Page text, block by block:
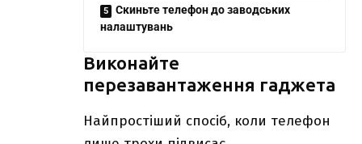
Скиньте телефон до заводських
налаштувань
Виконайте
перезавантаження гаджета
Найпростіший спосіб, коли телефон